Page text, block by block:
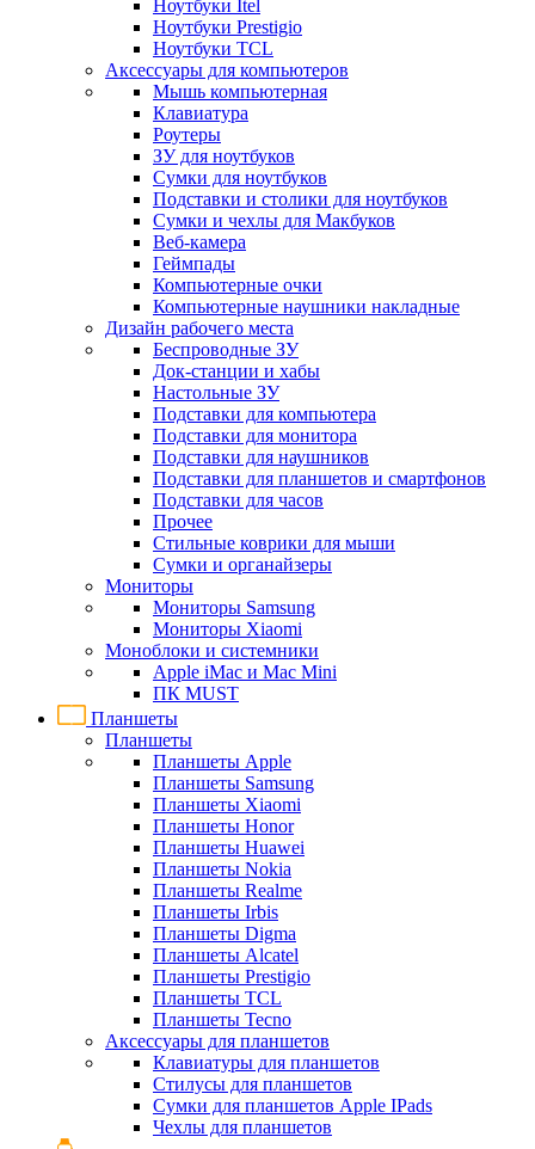
Ноутбуки Itel
Ноутбуки Prestigio
Ноутбуки TCL
Аксессуары для компьютеров
Мышь компьютерная
Клавиатура
Роутеры
ЗУ для ноутбуков
Сумки для ноутбуков
Подставки и столики для ноутбуков
Сумки и чехлы для Макбуков
Веб-камера
Геймпады
Компьютерные очки
Компьютерные наушники накладные
Дизайн рабочего места
Беспроводные ЗУ
Док-станции и хабы
Настольные ЗУ
Подставки для компьютера
Подставки для монитора
Подставки для наушников
Подставки для планшетов и смартфонов
Подставки для часов
Прочее
Стильные коврики для мыши
Сумки и органайзеры
Мониторы
Мониторы Samsung
Мониторы Xiaomi
Моноблоки и системники
Apple iMac и Mac Mini
ПК MUST
Планшеты
Планшеты
Планшеты Apple
Планшеты Samsung
Планшеты Xiaomi
Планшеты Honor
Планшеты Huawei
Планшеты Nokia
Планшеты Realme
Планшеты Irbis
Планшеты Digma
Планшеты Alcatel
Планшеты Prestigio
Планшеты TCL
Планшеты Tecno
Аксессуары для планшетов
Клавиатуры для планшетов
Стилусы для планшетов
Сумки для планшетов Apple IPads
Чехлы для планшетов